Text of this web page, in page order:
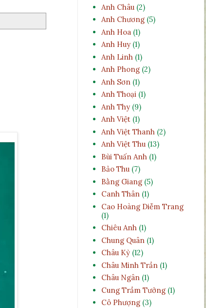
Anh Châu (2)
Anh Chương (5)
Anh Hoa (1)
Anh Huy (1)
Anh Linh (1)
Anh Phong (2)
Anh Sơn (1)
Anh Thoại (1)
Anh Thy (9)
Anh Việt (1)
Anh Việt Thanh (2)
Anh Việt Thu (13)
Bùi Tuấn Anh (1)
Bảo Thu (7)
Bằng Giang (5)
Canh Thân (1)
Cao Hoàng Diễm Trang
(1)
Chiêu Anh (1)
Chung Quân (1)
Châu Kỳ (12)
Châu Minh Trần (1)
Châu Ngân (1)
Cung Trầm Tưởng (1)
Cô Phượng (3)